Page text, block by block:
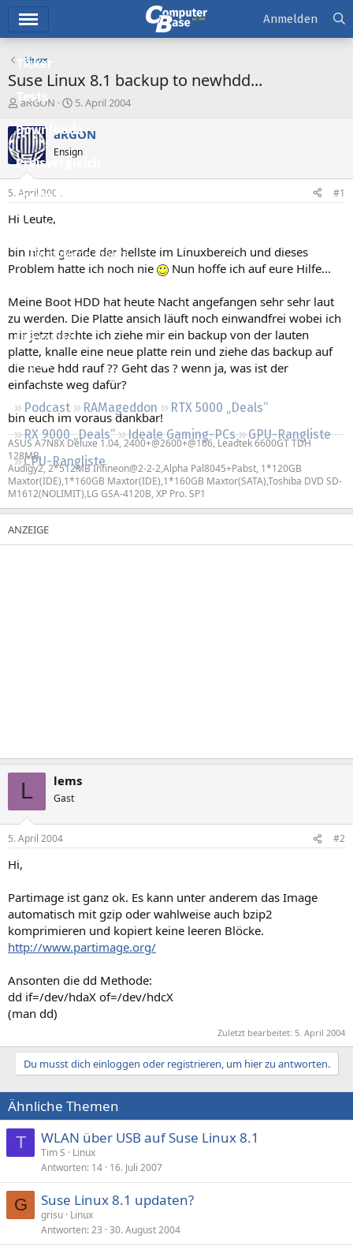
Ticker
Tests
Downloads
Preisvergleich
Forum
Aktuelles
Empfohlene Inhalte
Neueste Aktivitäten
Leserartikel
Regeln
Podcast RAMageddon
RTX 5000 „Deals“
RX 9000 „Deals“
Ideale Gaming-PCs
GPU-Rangliste
CPU-Rangliste
Anmelden
Linux
Suse Linux 8.1 backup to newhdd...
E
s
t
e
l
e
aRGON
E
s
e
t
5. April 2004
aRGON
Ensign
5. April 2004 #1
Hi Leute,
bin nicht gerade der hellste im Linuxbereich und dieses
Problem hatte ich noch nie
Nun hoffe ich auf eure Hilfe...
Meine Boot HDD hat heute Nacht angefangen sehr sehr laut
zu werden. Die Platte ansich läuft noch einwandfrei wobei ich
mir jetzt dachte ich ziehe mir ein backup von der lauten
platte, knalle eine neue platte rein und ziehe das backup auf
die neue hdd rauf ?? Geht das ? wenn ja, was ist der
einfachste weg dafür?
bin euch im voraus dankbar!
ASUS A7N8X Deluxe 1.04, 2400+@2600+@166, Leadtek 6600GT TDH
128MB,
Audigy2, 2*512MB Infineon@2-2-2,Alpha Pal8045+Pabst, 1*120GB
Maxtor(IDE),1*160GB Maxtor(IDE),1*160GB Maxtor(SATA),Toshiba DVD SD-
M1612(NOLIMIT),LG GSA-4120B, XP Pro. SP1
L lems
Gast
5. April 2004 #2
Hi,
Partimage ist ganz ok. Es kann unter anderem das Image
automatisch mit gzip oder wahlweise auch bzip2
komprimieren und kopiert keine leeren Blöcke.
http://www.partimage.org/
Ansonten die dd Methode:
dd if=/dev/hdaX of=/dev/hdcX
(man dd)
Zuletzt bearbeitet: 5. April 2004
Du musst dich einloggen oder registrieren, um hier zu antworten.
Ähnliche Themen
T WLAN über USB auf Suse Linux 8.1
Tim S
Linux
Antworten 14 16. Juli 2007
G Suse Linux 8.1 updaten?
grisu Linux
Antworten 23 30. August 2004